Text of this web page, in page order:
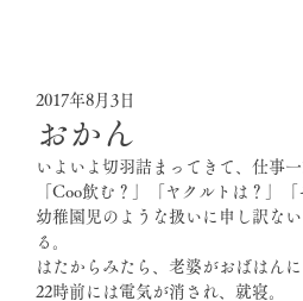
おかん
2017年8月3日
いよいよ切羽詰まってきて、仕事
「Coo飲む？」「ヤクルトは？」
幼稚園児のような扱いに申し訳な
る。
はたからみたら、老婆がおばはん
22時前には電気が消され、就寝。